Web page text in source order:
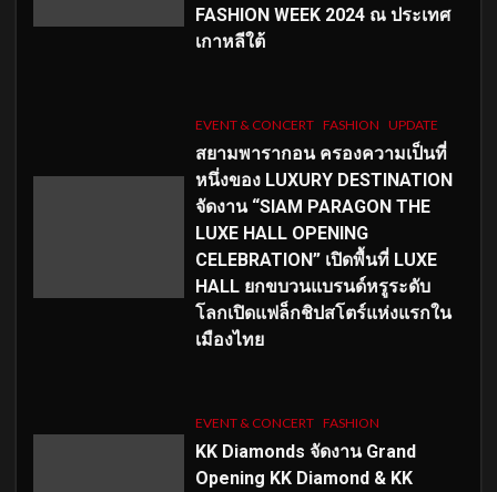
FASHION WEEK 2024 ณ ประเทศ
เกาหลีใต้
EVENT & CONCERT FASHION UPDATE
สยามพารากอน ครองความเป็นที่
หนึ่งของ LUXURY DESTINATION
จัดงาน “SIAM PARAGON THE
LUXE HALL OPENING
CELEBRATION” เปิดพื้นที่ LUXE
HALL ยกขบวนแบรนด์หรูระดับ
โลกเปิดแฟล็กชิปสโตร์แห่งแรกใน
เมืองไทย
EVENT & CONCERT FASHION
KK Diamonds จัดงาน Grand
Opening KK Diamond & KK